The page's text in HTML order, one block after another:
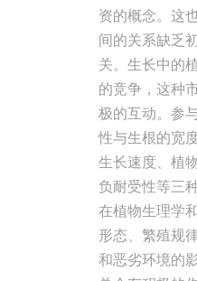
资的概念。这
间的关系缺乏
关。生长中的
的竞争，这种
极的互动。参
性与生根的宽
生长速度、植
负耐受性等三
在植物生理学
形态、繁殖规
和恶劣环境的